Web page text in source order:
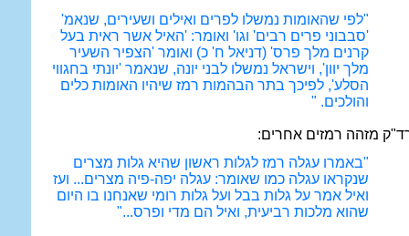
"לפי שהאומות נמשלו לפרים ואילים ושעירים, שנאמ'
'סבבוני פרים רבים' וגו' ואומר: 'האיל אשר ראית בעל
קרנים מלך פרס' (דניאל ח' כ) ואומר 'הצפיר השעיר
מלך יוון', וישראל נמשלו לבני יונה, שנאמר 'יונתי בחגווי
הסלע', לפיכך בתר הבהמות רמז שיהיו האומות כלים
והולכים. "
מזהה רמזים אחרים:
"באמרו עגלה רמז לגלות ראשון שהיא גלות מצרים
שנקראו עגלה כמו שאומר: עגלה יפה-פיה מצרים... ועז
ואיל אמר על גלות בבל ועל גלות רומי שאנחנו בו היום
שהוא מלכות רביעית, ואיל הם מדי ופרס..."